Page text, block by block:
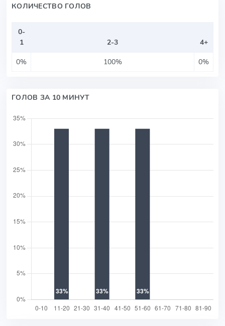
КОЛИЧЕСТВО ГОЛОВ
0-
1
2-3
4+
0%
100% 0%
ГОЛОВ ЗА 10 МИНУТ